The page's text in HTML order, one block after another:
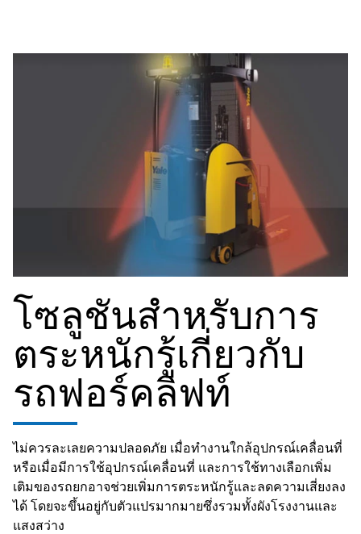
โซลูชันสำหรับการ
ตระหนักรู้เกี่ยวกับ
รถฟอร์คลิฟท์
ไม่ควรละเลยความปลอดภัย เมื่อทำงานใกล้อุปกรณ์เคลื่อนที่
หรือเมื่อมีการใช้อุปกรณ์เคลื่อนที่ และการใช้ทางเลือกเพิ่ม
เติมของรถยกอาจช่วยเพิ่มการตระหนักรู้และลดความเสี่ยงลง
ได้ โดยจะขึ้นอยู่กับตัวแปรมากมายซึ่งรวมทั้งผังโรงงานและ
แสงสว่าง